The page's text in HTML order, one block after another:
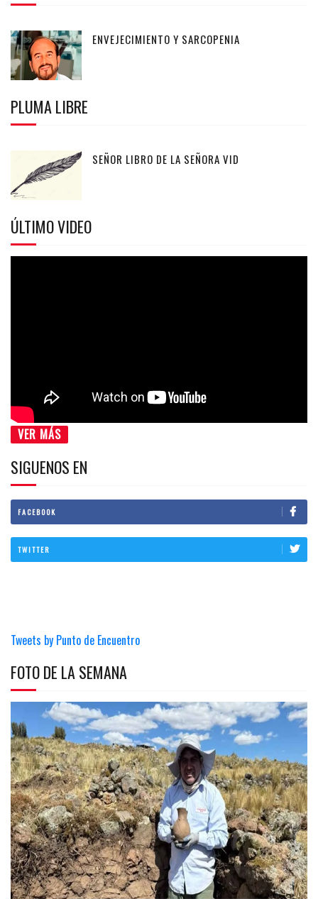
ENVEJECIMIENTO Y SARCOPENIA
PLUMA LIBRE
SEÑOR LIBRO DE LA SEÑORA VID
ÚLTIMO VIDEO
VER MÁS
SIGUENOS EN
FACEBOOK
TWITTER
Tweets by Punto de Encuentro
FOTO DE LA SEMANA